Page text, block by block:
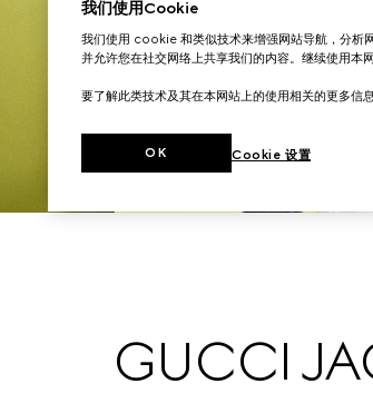
GUCCI
我们使用Cookie
我们使用 cookie 和类似技术来增强网站导航，分析
并允许您在社交网络上共享我们的内容。继续使用本
要了解此类技术及其在本网站上的使用相关的更多信
Cookie 设置
OK